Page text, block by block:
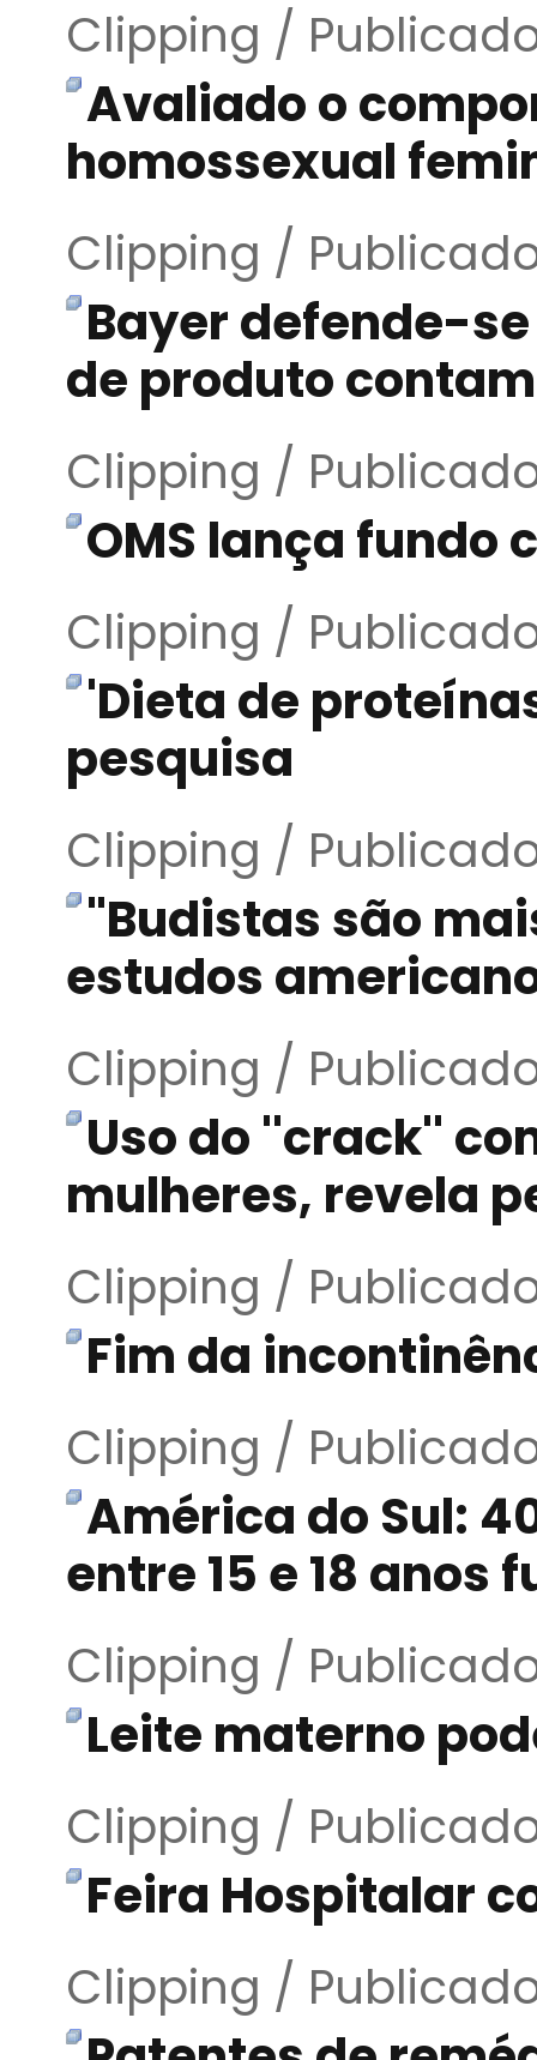
Clipping /
Avaliado o
homossexual
Clipping /
Bayer defende-
de produto
Clipping /
OMS lança fundo
Clipping /
'Dieta de
pesquisa
Clipping /
"Budistas são
estudos
Clipping /
Uso do ''crack''
mulheres, revela
Clipping /
Fim da
Clipping /
América do Sul:
entre 15 e 18 anos
Clipping /
Leite materno
Clipping /
Feira Hospitalar
Clipping /